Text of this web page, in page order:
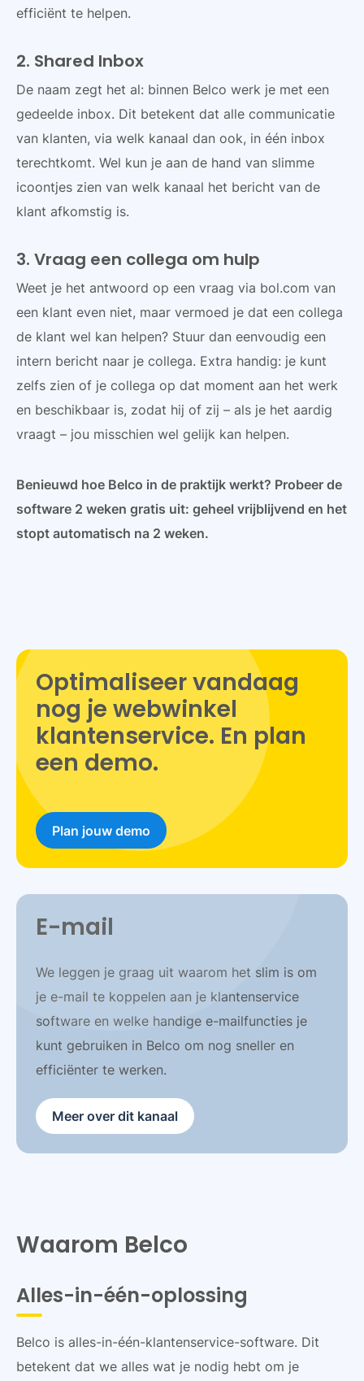
efficiënt te helpen.
2. Shared Inbox
De naam zegt het al: binnen Belco werk je met een
gedeelde inbox. Dit betekent dat alle communicatie
van klanten, via welk kanaal dan ook, in één inbox
terechtkomt. Wel kun je aan de hand van slimme
icoontjes zien van welk kanaal het bericht van de
klant afkomstig is.
3. Vraag een collega om hulp
Weet je het antwoord op een vraag via bol.com van
een klant even niet, maar vermoed je dat een collega
de klant wel kan helpen? Stuur dan eenvoudig een
intern bericht naar je collega. Extra handig: je kunt
zelfs zien of je collega op dat moment aan het werk
en beschikbaar is, zodat hij of zij – als je het aardig
vraagt – jou misschien wel gelijk kan helpen.
Benieuwd hoe Belco in de praktijk werkt? Probeer de
software 2 weken gratis uit: geheel vrijblijvend en het
stopt automatisch na 2 weken.
Optimaliseer vandaag
nog je webwinkel
klantenservice. En plan
een demo.
Plan jouw demo
E-mail
We leggen je graag uit waarom het slim is om
je e-mail te koppelen aan je klantenservice
software en welke handige e-mailfuncties je
kunt gebruiken in Belco om nog sneller en
efficiënter te werken.
Meer over dit kanaal
Waarom Belco
Alles-in-één-oplossing
Belco is alles-in-één-klantenservice-software. Dit
betekent dat we alles wat je nodig hebt om je